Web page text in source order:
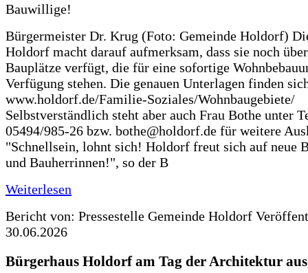
Bürgermeister Dr. Krug (Foto: Gemeinde Holdorf)
Holdorf macht darauf aufmerksam, dass sie noch
Bauplätze verfügt, die für eine sofortige
Verfügung stehen. Die genauen Unterlagen finden
www.holdorf.de/Familie-Soziales/Wohnbaugebiete/
Selbstverständlich steht aber auch Frau Bothe unter
05494/985-26 bzw. bothe@holdorf.de für weitere
"Schnellsein, lohnt sich! Holdorf freut sich auf neue
und Bauherrinnen!", so der B
Weiterlesen
Bericht von: Pressestelle Gemeinde Holdorf
30.06.2026
Bürgerhaus Holdorf am Tag der Architektur